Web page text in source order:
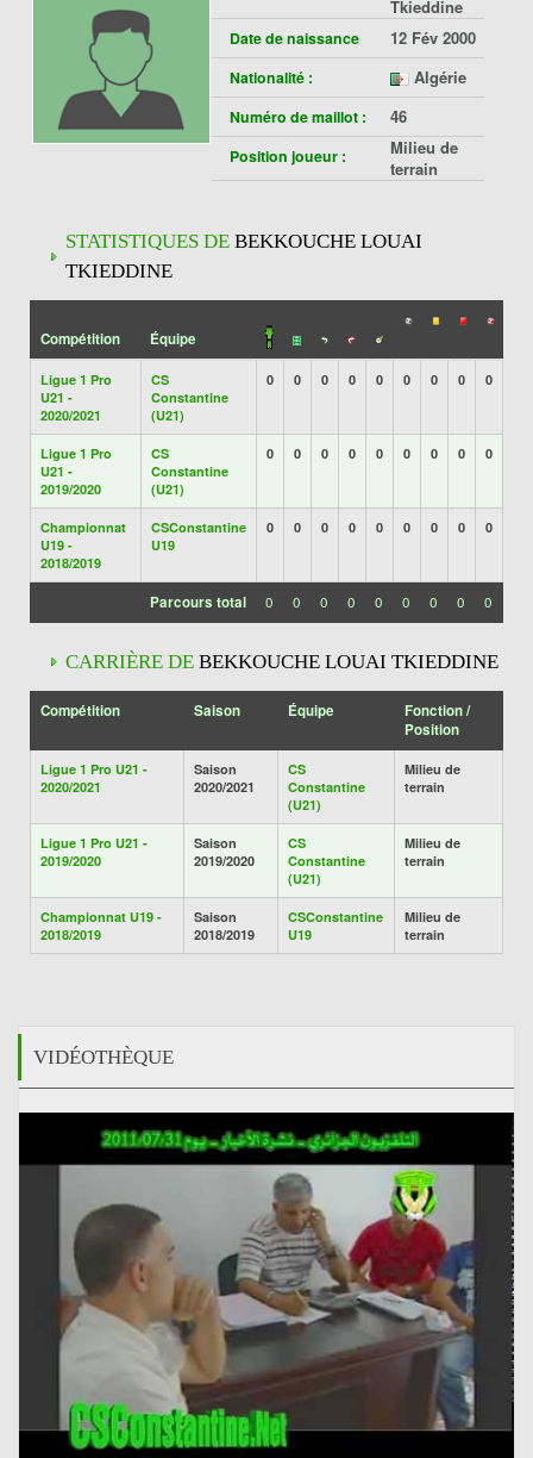
Tkieddine
Date de naissance 12 Fév 2000
Nationalité : Algérie
Numéro de maillot : 46
Position joueur :
Milieu de
terrain
STATISTIQUES DE BEKKOUCHE LOUAI
TKIEDDINE
Compétition Équipe
Ligue 1 Pro
U21 -
2020/2021
CS
Constantine
(U21)
0 0 0 0 0 0 0 0 0
Ligue 1 Pro
U21 -
2019/2020
CS
Constantine
(U21)
0 0 0 0 0 0 0 0 0
Championnat
U19 -
2018/2019
CSConstantine
U19
0 0 0 0 0 0 0 0 0
Parcours total 0 0 0 0 0 0 0 0 0
CARRIÈRE DE BEKKOUCHE LOUAI TKIEDDINE
Compétition Saison Équipe
Fonction /
Position
Ligue 1 Pro U21 -
2020/2021
Saison
2020/2021
CS
Constantine
(U21)
Milieu de
terrain
Ligue 1 Pro U21 -
2019/2020
Saison
2019/2020
CS
Constantine
(U21)
Milieu de
terrain
Championnat U19 -
2018/2019
Saison
2018/2019
CSConstantine
U19
Milieu de
terrain
VIDÉOTHÈQUE